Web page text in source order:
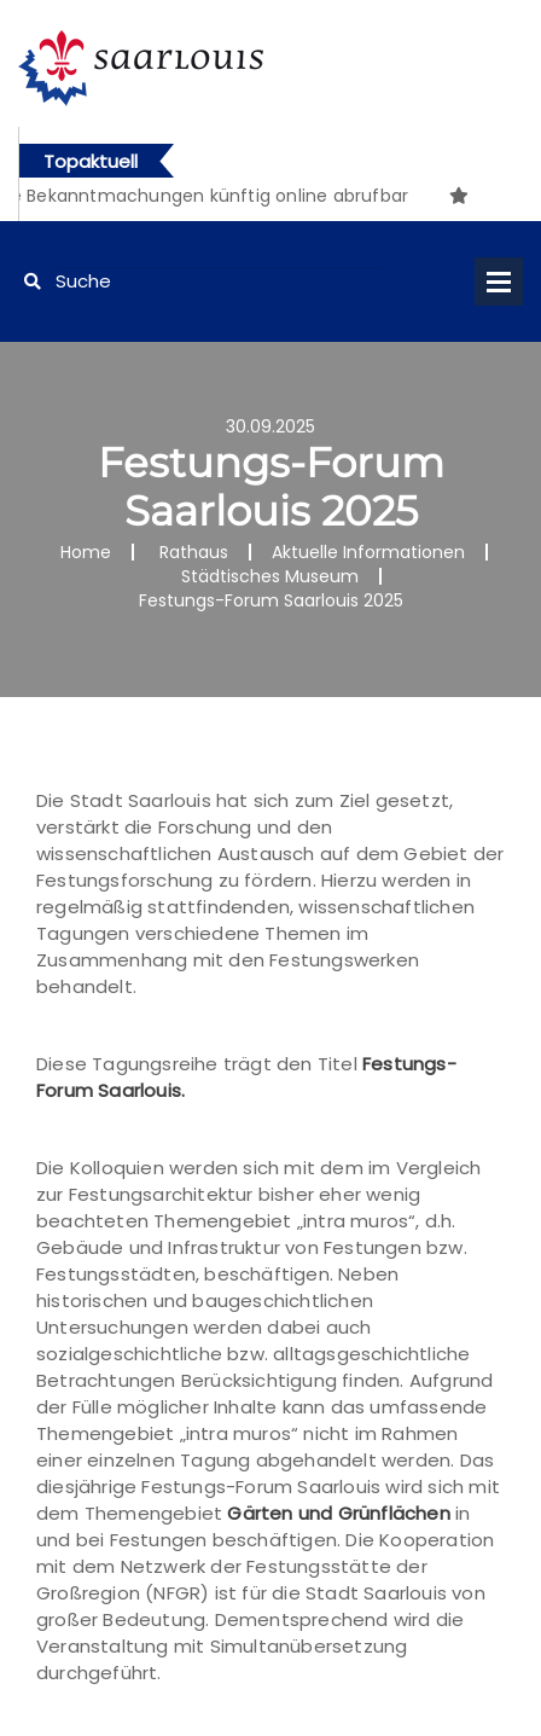
Topaktuell
künftig online abrufbar
30.09.2025
Festungs-Forum
Saarlouis 2025
Home Rathaus
Aktuelle Informationen
Städtisches Museum
Festungs-Forum Saarlouis 2025
Die Stadt Saarlouis hat sich zum Ziel gesetzt,
verstärkt die Forschung und den
wissenschaftlichen Austausch auf dem Gebiet der
Festungsforschung zu fördern. Hierzu werden in
regelmäßig stattfindenden, wissenschaftlichen
Tagungen verschiedene Themen im
Zusammenhang mit den Festungswerken
behandelt.
Diese Tagungsreihe trägt den Titel Festungs-
Forum Saarlouis.
Die Kolloquien werden sich mit dem im Vergleich
zur Festungsarchitektur bisher eher wenig
beachteten Themengebiet „intra muros“, d.h.
Gebäude und Infrastruktur von Festungen bzw.
Festungsstädten, beschäftigen. Neben
historischen und baugeschichtlichen
Untersuchungen werden dabei auch
sozialgeschichtliche bzw. alltagsgeschichtliche
Betrachtungen Berücksichtigung finden. Aufgrund
der Fülle möglicher Inhalte kann das umfassende
Themengebiet „intra muros“ nicht im Rahmen
einer einzelnen Tagung abgehandelt werden. Das
diesjährige Festungs-Forum Saarlouis wird sich mit
dem ThemengebietGärten und Grünflächenin
und bei Festungen beschäftigen. Die Kooperation
mit dem Netzwerk der Festungsstätte der
Großregion (NFGR) ist für die Stadt Saarlouis von
großer Bedeutung. Dementsprechend wird die
Veranstaltung mit Simultanübersetzung
durchgeführt.